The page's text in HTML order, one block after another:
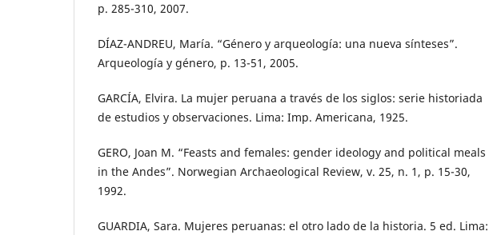
p. 285-310, 2007.
DÍAZ-ANDREU, María. “Género y arqueología: una nueva sínteses”.
Arqueología y género, p. 13-51, 2005.
GARCÍA, Elvira. La mujer peruana a través de los siglos: serie historiada
de estudios y observaciones. Lima: Imp. Americana, 1925.
GERO, Joan M. “Feasts and females: gender ideology and political meals
in the Andes”. Norwegian Archaeological Review, v. 25, n. 1, p. 15-30,
1992.
GUARDIA, Sara. Mujeres peruanas: el otro lado de la historia. 5 ed. Lima: